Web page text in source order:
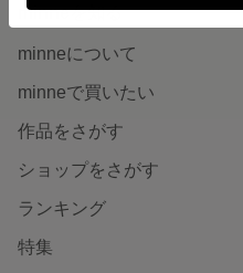
minneを知る
minneについて
minneで買いたい
作品をさがす
ショップをさがす
ランキング
特集